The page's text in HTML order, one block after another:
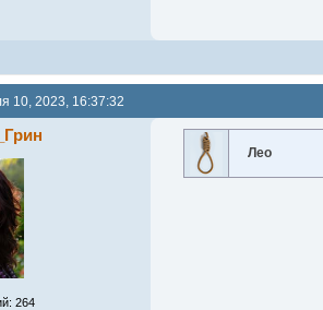
10, 2023, 16:37:32
264
Лео